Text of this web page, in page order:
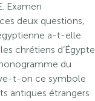
Examen
deux questions,
a-t-elle
chrétiens d’Égypte
du
t-on ce symbole
antiques étrangers